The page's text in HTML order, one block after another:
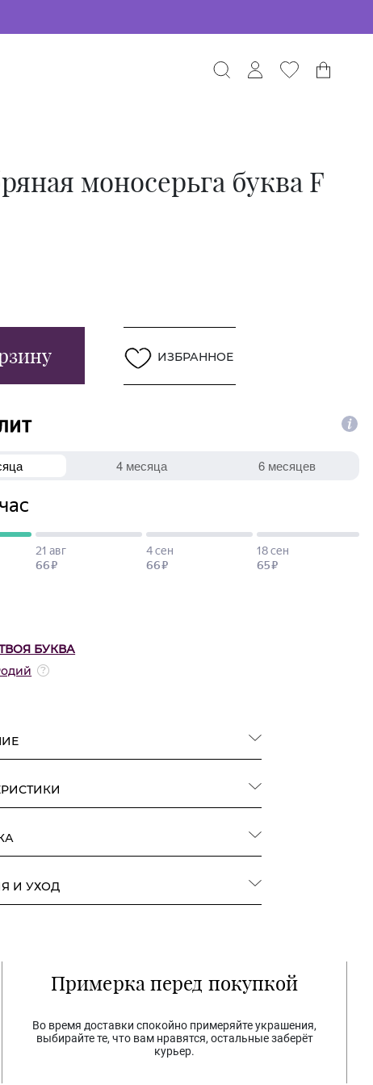
моносерьга буква F
ИЗБРАННОЕ
БУКВА
И УХОД
Примерка перед покупкой
Во время доставки спокойно примеряйте украшения,
выбирайте те, что вам нравятся, остальные заберёт
курьер.